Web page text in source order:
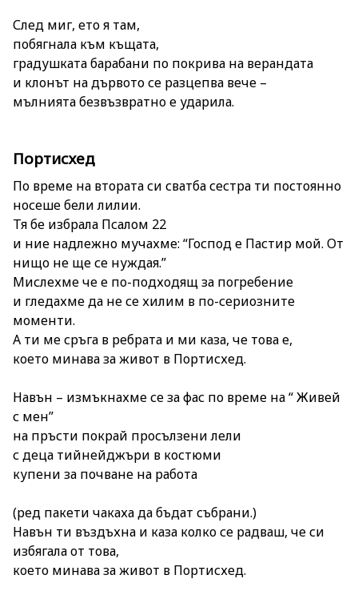
След миг, ето я там,
побягнала към къщата,
градушката барабани по покрива на верандата
и клонът на дървото се разцепва вече –
мълнията безвъзвратно е ударила.
Портисхед
По време на втората си сватба сестра ти постоянно
носеше бели лилии.
Тя бе избрала Псалом 22
и ние надлежно мучахме: “Господ е Пастир мой. От
нищо не ще се нуждая.”
Мислехме че е по-подходящ за погребение
и гледахме да не се хилим в по-сериозните
моменти.
А ти ме сръга в ребрата и ми каза, че това е,
което минава за живот в Портисхед.
Навън – измъкнахме се за фас по време на “ Живей
с мен”
на пръсти покрай просълзени лели
с деца тийнейджъри в костюми
купени за почване на работа
(ред пакети чакаха да бъдат събрани.)
Навън ти въздъхна и каза колко се радваш, че си
избягала от това,
което минава за живот в Портисхед.